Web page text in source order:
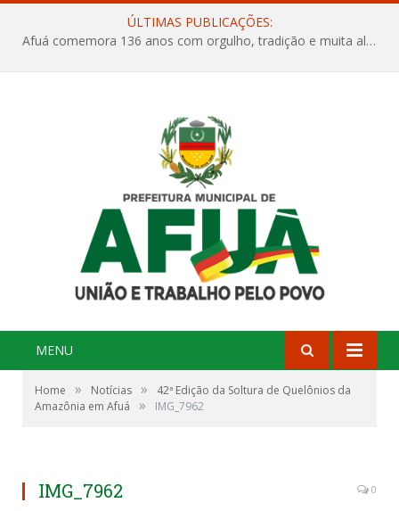
ÚLTIMAS PUBLICAÇÕES:
Afuá comemora 136 anos com orgulho, tradição e muita alegria na Quadra Dr. Nelson Salomão
MENU
Home » Notícias »
42ª Edição da Soltura de Quelônios da
Amazônia em Afuá
» IMG_7962
IMG_7962 0